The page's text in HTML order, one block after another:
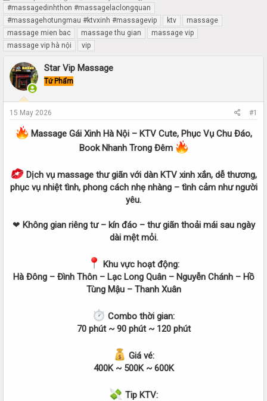
h
r
e
a
d
t
a
t
e
t
a
r
t
d
t
#massagedinhthon #massagelaclongquan
#massagehotungmau #ktvxinh #massagevip
ktv
massage
massage mien bac
massage thu gian
massage vip
massage vip hà nội
vip
Star Vip Massage
Tứ Phẩm
15 May 2026 #1
Massage Gái Xinh Hà Nội – KTV Cute, Phục Vụ Chu Đáo,
Book Nhanh Trong Đêm
Dịch vụ massage thư giãn với dàn KTV xinh xắn, dễ thương,
phục vụ nhiệt tình, phong cách nhẹ nhàng – tình cảm như người
yêu.
❤ Không gian riêng tư – kín đáo – thư giãn thoải mái sau ngày
dài mệt mỏi.
Khu vực hoạt động:
Hà Đông – Đình Thôn – Lạc Long Quân – Nguyễn Chánh – Hồ
Tùng Mậu – Thanh Xuân
Combo thời gian:
70 phút ~ 90 phút ~ 120 phút
Giá vé:
400K ~ 500K ~ 600K
Tip KTV: